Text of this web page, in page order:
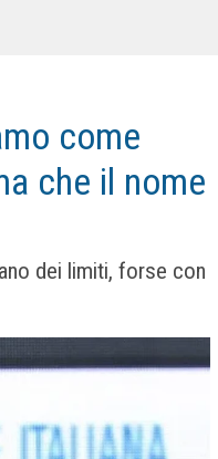
come
che il nome
dei limiti, forse con